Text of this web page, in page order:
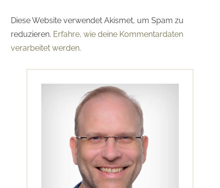
Diese Website verwendet Akismet, um Spam zu
reduzieren. Erfahre, wie deine Kommentardaten
verarbeitet werden.